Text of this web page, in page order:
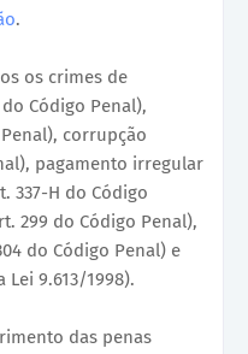
.
os crimes de
Código Penal),
corrupção
pagamento irregular
337-H do Código
299 do Código Penal),
do Código Penal) e
9.613/1998).
das penas